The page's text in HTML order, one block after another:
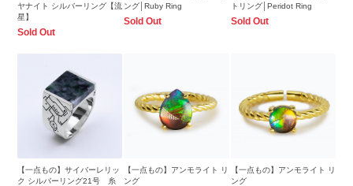
ヤナイト シルバーリング【流
星】
Sold Out
ング│Ruby Ring
Sold Out
トリング│Peridot Ring
Sold Out
【一点もの】サイバーレリッ
ク シルバーリング21号 糸
【一点もの】アンモライト リ
ング
【一点もの】アンモライト リ
ング